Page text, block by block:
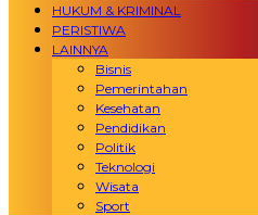
HUKUM & KRIMINAL
PERISTIWA
LAINNYA
Bisnis
Pemerintahan
Kesehatan
Pendidikan
Politik
Teknologi
Wisata
Sport